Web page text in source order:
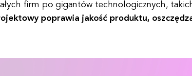
firm po gigantów technologicznych,
poprawia jakość produktu,